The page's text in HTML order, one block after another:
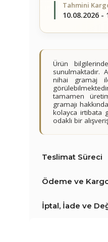
Tahmini
10.08.2026 -
Ürün
sunulmaktadır.
nihai gramaj
tamamen
gramajı
kolayca irtibata
odaklı bir
Teslimat Süreci
Ödeme ve
İptal, İade ve